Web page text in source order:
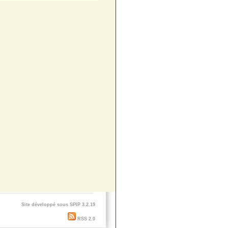
Site développé sous SPIP 3.2.19
RSS 2.0